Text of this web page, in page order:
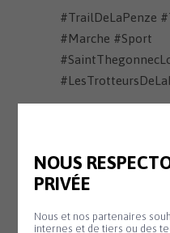
NOUS
PRIVÉE
Nous et nos partenaires
internes et de tiers ou des
#TrailDeLaPenze
#Marche #Sport